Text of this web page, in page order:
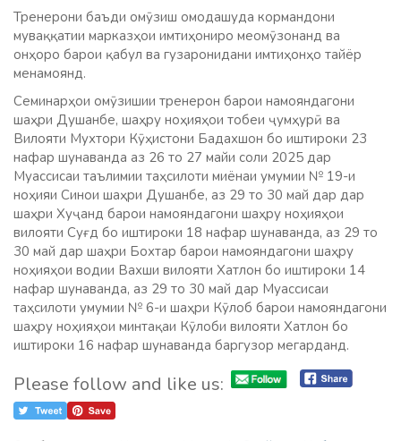
Тренерони баъди омӯзиш омодашуда кормандони
муваққатии марказҳои имтиҳониро меомӯзонанд ва
онҳоро барои қабул ва гузаронидани имтиҳонҳо тайёр
менамоянд.
Семинарҳои омӯзишии тренерон барои намояндагони
шаҳри Душанбе, шаҳру ноҳияҳои тобеи ҷумҳурӣ ва
Вилояти Мухтори Кӯҳистони Бадахшон бо иштироки 23
нафар шунаванда аз 26 то 27 майи соли 2025 дар
Муассисаи таълимии таҳсилоти миёнаи умумии № 19-и
ноҳияи Синои шаҳри Душанбе, аз 29 то 30 май дар дар
шаҳри Хуҷанд барои намояндагони шаҳру ноҳияҳои
вилояти Суғд бо иштироки 18 нафар шунаванда, аз 29 то
30 май дар шаҳри Бохтар барои намояндагони шаҳру
ноҳияҳои водии Вахши вилояти Хатлон бо иштироки 14
нафар шунаванда, аз 29 то 30 май дар Муассисаи
таҳсилоти умумии № 6-и шаҳри Кӯлоб барои намояндагони
шаҳру ноҳияҳои минтақаи Кӯлоби вилояти Хатлон бо
иштироки 16 нафар шунаванда баргузор мегарданд.
Please follow and like us: